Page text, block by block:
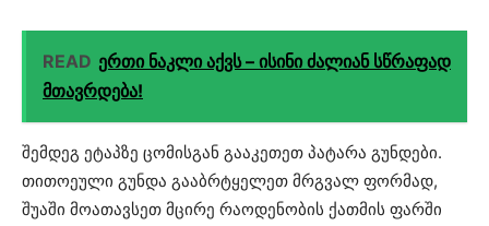
READ ერთი ნაკლი აქვს – ისინი ძალიან სწრაფად
მთავრდება!
შემდეგ ეტაპზე ცომისგან გააკეთეთ პატარა გუნდები.
თითოეული გუნდა გააბრტყელეთ მრგვალ ფორმად,
შუაში მოათავსეთ მცირე რაოდენობის ქათმის ფარში